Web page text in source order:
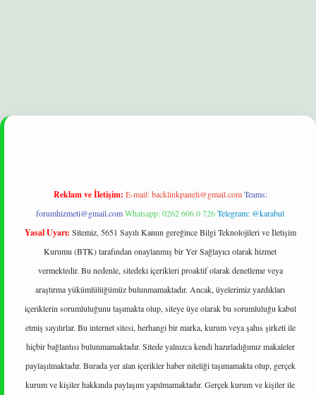
Reklam ve İletişim: E-mail:backlinkpaneli@gmail.com Teams:
forumhizmeti@gmail.comWhatsapp: 0262 606 0 726Telegram: @karabul
Yasal Uyarı: Sitemiz, 5651 Sayılı Kanun gereğince Bilgi Teknolojileri ve İletişim
Kurumu (BTK) tarafından onaylanmış bir Yer Sağlayıcı olarak hizmet
vermektedir. Bu nedenle, sitedeki içerikleri proaktif olarak denetleme veya
araştırma yükümlülüğümüz bulunmamaktadır. Ancak, üyelerimiz yazdıkları
içeriklerin sorumluluğunu taşımakta olup, siteye üye olarak bu sorumluluğu kabul
etmiş sayılırlar. Bu internet sitesi, herhangi bir marka, kurum veya şahıs şirketi ile
hiçbir bağlantısı bulunmamaktadır. Sitede yalnızca kendi hazırladığımız makaleler
paylaşılmaktadır. Burada yer alan içerikler haber niteliği taşımamakta olup, gerçek
kurum ve kişiler hakkında paylaşım yapılmamaktadır. Gerçek kurum ve kişiler ile